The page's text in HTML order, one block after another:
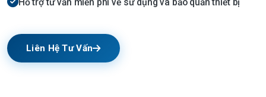
Liên Hệ Tư Vấn